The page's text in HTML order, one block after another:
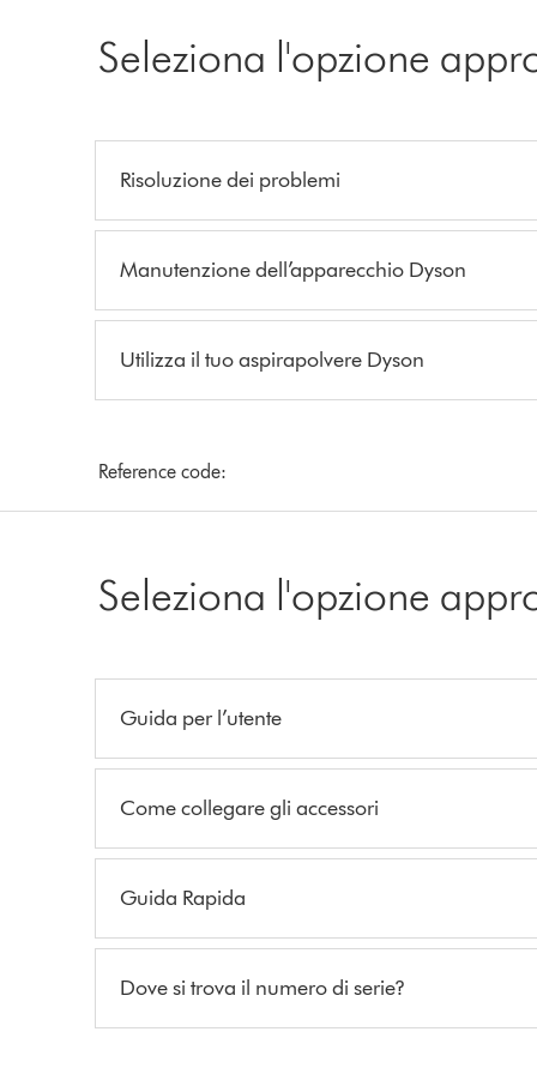
Seleziona l'opzione
Risoluzione dei problemi
Manutenzione dell’apparecchio Dyson
Utilizza il tuo aspirapolvere Dyson
Reference code:
Seleziona l'opzione
Guida per l’utente
Come collegare gli accessori
Guida Rapida
Dove si trova il numero di serie?